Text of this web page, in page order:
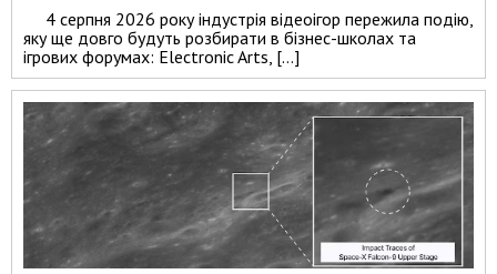
4 серпня 2026 року індустрія відеоігор пережила подію,
яку ще довго будуть розбирати в бізнес-школах та
ігрових форумах: Electronic Arts, […]